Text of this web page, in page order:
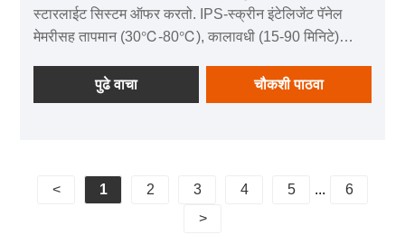
स्टारलाईट सिस्टम ऑफर करतो. IPS-स्क्रीन इंटेलिजेंट पॅनेल
मेमरीसह तापमान (30℃-80℃), कालावधी (15-90 मिनिटे)
स्कॅल्ड आणि जास्त गरम संरक्षण आहे. हे K9 क्रिस्टल हँडल्स इ.सह
येते. मल्टी-लेयर पॅकेजिंग आणि DHL/UPS डिलिव्हरी सुरक्षितता
पुढे वाचा चौकशी पाठवा
< 1 2 3 4 5 ...
6
>